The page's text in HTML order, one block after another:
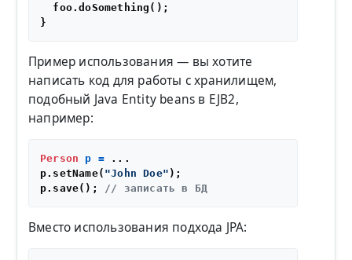
  foo.doSomething();
Пример использования — вы хотите
написать код для работы с хранилищем,
подобный Java Entity beans в EJB2,
например:
Person p = ...
p.setName( "John Doe" );
p.save();
// записать в БД
Вместо использования подхода JPA: